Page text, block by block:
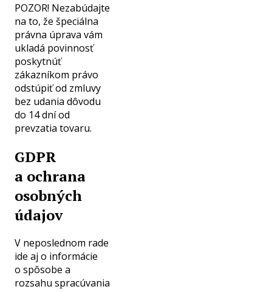
POZOR! Nezabúdajte
na to, že špeciálna
právna úprava vám
ukladá povinnosť
poskytnúť
zákazníkom právo
odstúpiť od zmluvy
bez udania dôvodu
do 14 dní od
prevzatia tovaru.
GDPR
a ochrana
osobných
údajov
V neposlednom rade
ide aj o informácie
o spôsobe a
rozsahu spracúvania